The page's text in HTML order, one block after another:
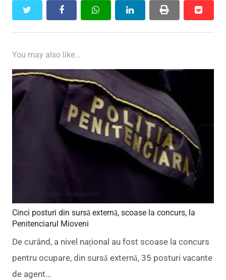
facebookwhatsapplinkedin print reddit
reddit
You may also like...
Cinci posturi din sursă externă, scoase la concurs, la
Penitenciarul Mioveni
De curând, a nivel național au fost scoase la concurs
pentru ocupare, din sursă externă, 35 posturi vacante
de agent…